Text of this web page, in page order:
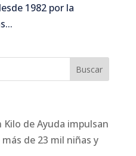
1982 por la
Kilo de Ayuda impulsan
de 23 mil niñas y